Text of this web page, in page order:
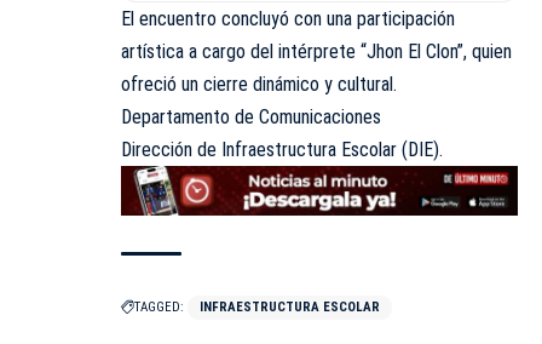
El encuentro concluyó con una participación
artística a cargo del intérprete “Jhon El Clon”, quien
ofreció un cierre dinámico y cultural.
Departamento de Comunicaciones
Dirección de Infraestructura Escolar (DIE).
TAGGED: INFRAESTRUCTURA ESCOLAR